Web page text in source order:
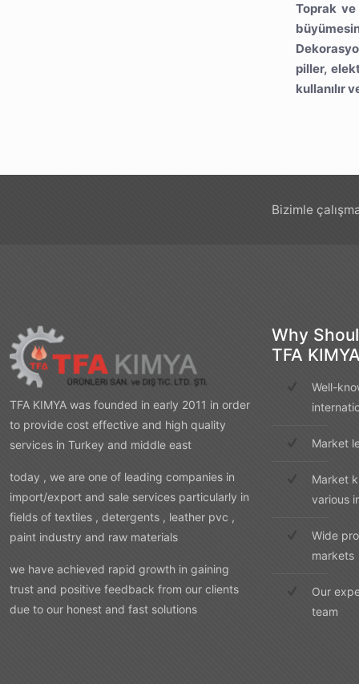
Toprak
piller,
kullanılır
Bizimle
TFA KIMYA was founded in early 2011 in order
to provide cost effective and high quality
services in Turkey and middle east
today , we are one of leading companies in
import/export and sale services particularly in
fields of textiles , detergents , leather pvc ,
paint industry and raw materials
we have achieved rapid growth in gaining
trust and positive feedback from our clients
due to our honest and fast solutions
Why
TFA
Well-
Market
Market
various
Wide
markets
Our
team